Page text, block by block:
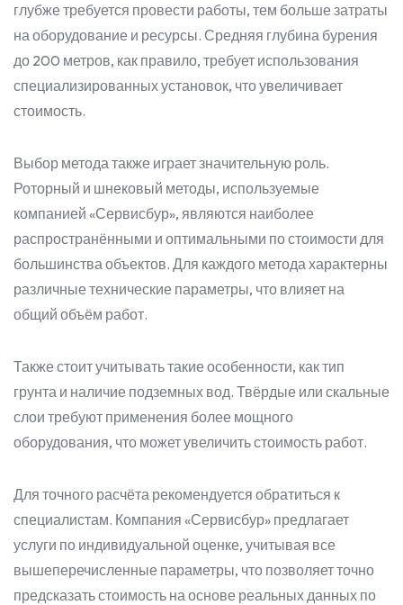
глубже требуется провести работы, тем больше затраты
на оборудование и ресурсы. Средняя глубина бурения
до 200 метров, как правило, требует использования
специализированных установок, что увеличивает
стоимость.
Выбор метода также играет значительную роль.
Роторный и шнековый методы, используемые
компанией «Сервисбур», являются наиболее
распространёнными и оптимальными по стоимости для
большинства объектов. Для каждого метода характерны
различные технические параметры, что влияет на
общий объём работ.
Также стоит учитывать такие особенности, как тип
грунта и наличие подземных вод. Твёрдые или скальные
слои требуют применения более мощного
оборудования, что может увеличить стоимость работ.
Для точного расчёта рекомендуется обратиться к
специалистам. Компания «Сервисбур» предлагает
услуги по индивидуальной оценке, учитывая все
вышеперечисленные параметры, что позволяет точно
предсказать стоимость на основе реальных данных по